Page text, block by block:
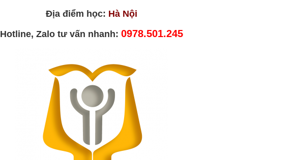
Địa điểm học: Hà Nội
Hotline, Zalo tư vấn nhanh: 0978.501.245